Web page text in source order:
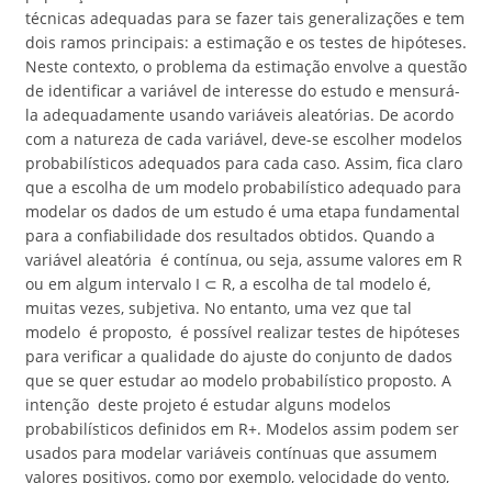
técnicas adequadas para se fazer tais generalizações e tem
dois ramos principais: a estimação e os testes de hipóteses.
Neste contexto, o problema da estimação envolve a questão
de identificar a variável de interesse do estudo e mensurá-
la adequadamente usando variáveis aleatórias. De acordo
com a natureza de cada variável, deve-se escolher modelos
probabilísticos adequados para cada caso. Assim, fica claro
que a escolha de um modelo probabilístico adequado para
modelar os dados de um estudo é uma etapa fundamental
para a confiabilidade dos resultados obtidos. Quando a
variável aleatória é contínua, ou seja, assume valores em R
ou em algum intervalo I ⊂ R, a escolha de tal modelo é,
muitas vezes, subjetiva. No entanto, uma vez que tal
modelo é proposto, é possível realizar testes de hipóteses
para verificar a qualidade do ajuste do conjunto de dados
que se quer estudar ao modelo probabilístico proposto. A
intenção deste projeto é estudar alguns modelos
probabilísticos definidos em R+. Modelos assim podem ser
usados para modelar variáveis contínuas que assumem
valores positivos, como por exemplo, velocidade do vento,